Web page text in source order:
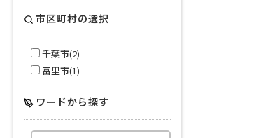
回線
OA機器
コピー機・複合機
オフィス移転
オフィスセキュリティ
オフィス用品
市区町村の選択
千葉市(2)
富里市(1)
ワードから探す